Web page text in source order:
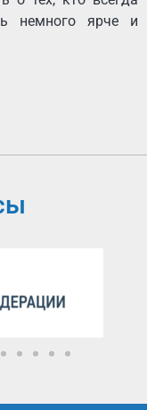
немного ярче и